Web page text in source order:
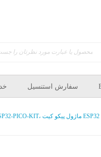
سفارش استنسیل
ESP32-PICO-KIT، ماژول پیکو کیت ESP32